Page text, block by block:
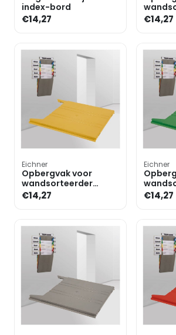
index-bord
€14,27 €14,27
Eichner
Opbergvak voor
wandsorteerder
basismodule »FLAT«
€14,27
Eichner
€14,27